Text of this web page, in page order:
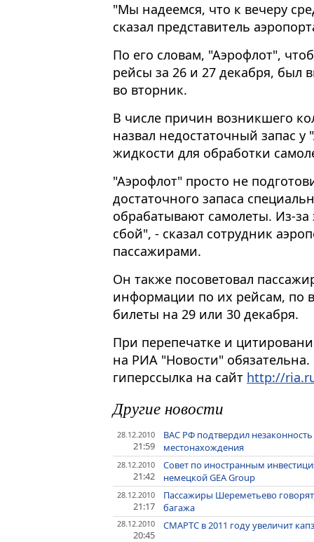
"Мы надеемся, что к вечеру
сказал представитель
По его словам, "Аэрофлот",
рейсы за 26 и 27 декабря, был
во вторник.
В числе причин возникшего
назвал недостаточный запас
жидкости для обработки
"Аэрофлот" просто не
достаточного запаса
обрабатывают самолеты. Из-за
сбой", - сказал сотрудник
пассажирами.
Он также посоветовал
информации по их рейсам, по
билеты на 29 или 30 декабря.
При перепечатке и
на РИА "Новости"
гиперссылка на сайт http://
Другие новости
28.12.2010
21:59
ВАС РФ подтвердил
местонахождения
28.12.2010
21:42
Совет по иностранным
немецкой GEA Group
28.12.2010
21:17
Пассажиры Шереметьево
багажа
28.12.2010
20:45
СМАРТС в 2011 году увеличит